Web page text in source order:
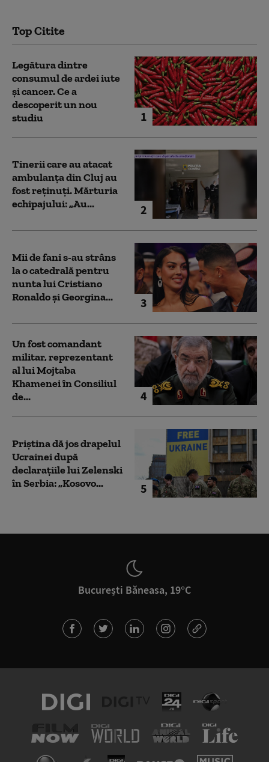
Top Citite
1
Legătura dintre
consumul de ardei iute
și cancer. Ce a
descoperit un nou
studiu
2
Tinerii care au atacat
ambulanța din Cluj au
fost reținuți. Mărturia
echipajului: „Au...
3
Mii de fani s-au strâns
la o catedrală pentru
nunta lui Cristiano
Ronaldo şi Georgina...
4
Un fost comandant
militar, reprezentant
al lui Mojtaba
Khamenei în Consiliul
de...
5
Priștina dă jos drapelul
Ucrainei după
declarațiile lui Zelenski
în Serbia: „Kosovo...
București Băneasa, 19°C